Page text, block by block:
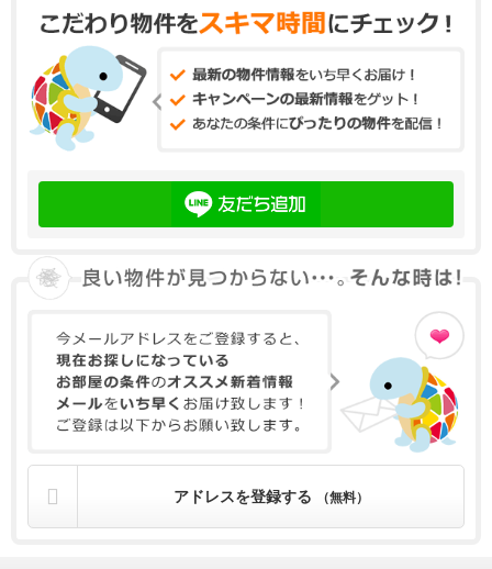
アドレスを登録する （無料）